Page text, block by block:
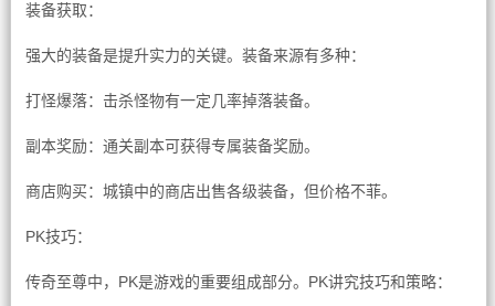
装备获取：
强大的装备是提升实力的关键。装备来源有多种：
打怪爆落：击杀怪物有一定几率掉落装备。
副本奖励：通关副本可获得专属装备奖励。
商店购买：城镇中的商店出售各级装备，但价格不菲。
PK技巧：
传奇至尊中，PK是游戏的重要组成部分。PK讲究技巧和策略：